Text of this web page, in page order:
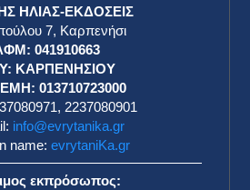
ΗΛΙΑΣ-ΕΚΔΟΣΕΙΣ
7, Καρπενήσι
041910663
ΚΑΡΠΕΝΗΣΙΟΥ
013710723000
2237080901
info@evrytanika.gr
name: evrytaniKa.gr
εκπρόσωπος: